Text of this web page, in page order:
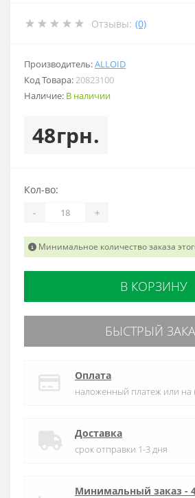
Отзывы: (0)
Производитель:ALLOID
Код Товара:20823100
Наличие: В наличии
48грн.
Кол-во:
- +
Минимальное количество заказа
В КОРЗИНУ
БЫСТРЫЙ
Оплата
наложенный платеж или на
Доставка
срок отправки 1-3 дня
Минимальный заказ -